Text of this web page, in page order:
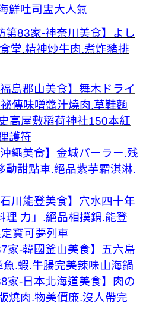
鮮吐司盅大人氣
第83家-神奈川美食】よし
堂.精神炒牛肉.煮炸豬排
島郡山美食】舞木ドライ
傳味噌醬汁燒肉.草鞋麵
高屋敷稻荷神社150本紅
護符
繩美食】金城パーラー.残
動甜點車.絕品紫芋霜淇淋.
川能登美食】穴水四十年
理 力」.絕品相撲鍋.能登
寶可夢列車
家-韓國釜山美食】五六島
魚.蝦.牛腸完美辣味山海鍋
家-日本北海道美食】肉の
燒肉.物美價廉.沒人帶完